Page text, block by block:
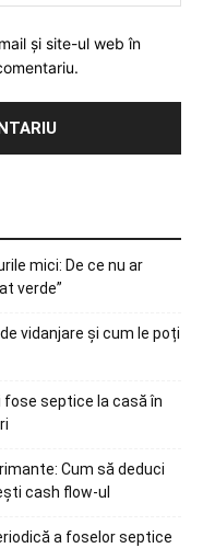
și site-ul web în
mici: De ce nu ar
verde”
vidanjare și cum le poți
fose septice la casă în
Cum să deduci
cash flow-ul
a foselor septice